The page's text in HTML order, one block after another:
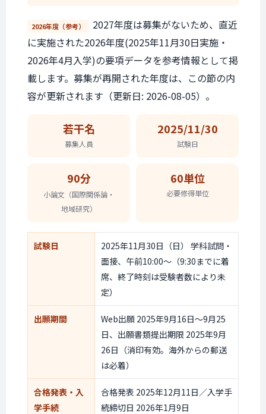
2026年度（参考）
2027年度は募集がないため、直近
に実施された2026年度(2025年11月30日実施・
2026年4月入学)の要項データを参考情報として掲
載します。募集が再開された年度は、この節の内
容が更新されます（更新日: 2026-08-05）。
若干名
募集人員
2025/11/30
試験日
90分
小論文 （国際関係論・
地域研究）
60単位
必要修得単位
試験日
2025年11月30日（日） 学科試問・
面接、午前10:00〜（9:30までに着
席、終了時刻は受験者数により未
定）
出願期間
Web出願 2025年9月16日〜9月25
日、出願書類提出期限 2025年9月
26日（消印有効。海外からの郵送
は必着）
合格発表・入
学手続
合格発表 2025年12月11日／入学手
続締切日 2026年1月9日